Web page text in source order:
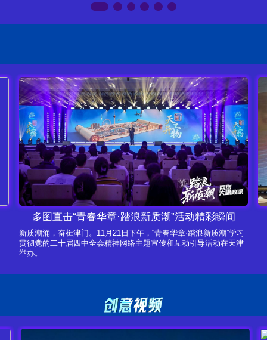
多图直击“青春华章·踏浪新质潮”活动精彩瞬间
新质潮涌，奋楫津门。11月21日下午，“青春华章·踏浪新质潮”学习
贯彻党的二十届四中全会精神网络主题宣传和互动引导活动在天津
举办。